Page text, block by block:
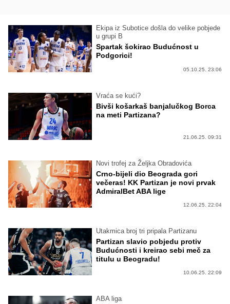
Ekipa iz Subotice došla do velike pobjede
u grupi B
Spartak šokirao Budućnost u
Podgorici!
05.10.25. 23:06
Vraća se kući?
Bivši košarkaš banjalučkog Borca
na meti Partizana?
21.06.25. 09:31
Novi trofej za Željka Obradovića
Crno-bijeli dio Beograda gori
večeras! KK Partizan je novi prvak
AdmiralBet ABA lige
12.06.25. 22:04
Utakmica broj tri pripala Partizanu
Partizan slavio pobjedu protiv
Budućnosti i kreirao sebi meč za
titulu u Beogradu!
10.06.25. 22:09
ABA liga